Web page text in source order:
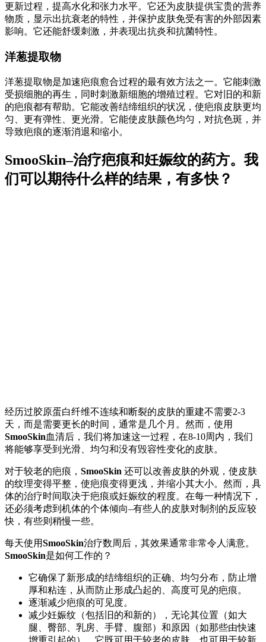
更新过程，提高水化和张力水平。它还为皮肤提供宝贵的营养
物质，显示出抗衰老的特性，并保护皮肤免受有害的外部因素
影响。它还能舒缓刺激，并表现出抗炎和抗菌特性。
洋葱提取物
洋葱提取物是加速疤痕愈合过程的最有效方法之一。它能刺激
受损细胞的再生，同时刺激新细胞的增殖过程。它对旧的和新
的疤痕都有帮助。它能改善结缔组织的状况，使疤痕皮肤更均
匀、更有弹性、更光滑。它能使皮肤颜色均匀，对抗色斑，并
导致疤痕的逐渐消退和缩小。
SmooSkin–治疗疤痕和妊娠纹的药方。我
们可以期待什么样的结果，有多快？
经历过胶原蛋白纤维不连续和断裂的皮肤的重建不需要2-3
天，而是需要更长的时间，通常是几个月。然而，使用
SmooSkin血清后，我们将加速这一过程，在8-10周内，我们
将能够享受到光滑、均匀和没有毁容性变化的皮肤。
对于较老的疤痕， SmooSkin 还可以改善皮肤的外观，使皮肤
的纹理变得平整，使疤痕变得更浅，并缩小其大小。然而，具
体的治疗时间取决于疤痕或妊娠纹的程度。在每一种情况下，
还必须考虑到机体的个体倾向–有些人的皮肤对制剂的反应较
快，有些则稍慢一些。
每天使用SmooSkin治疗数周后，其效果通常非常令人满意。
SmooSkin是如何工作的？
它确保了新形成的结缔组织的正确、均匀分布，防止增
厚和粘连，从而防止形成凸起的、高度可见的疤痕。
逐渐减少疤痕的可见度。
减少妊娠纹（包括旧的和新的），无论其位置（如大
腿、臀部、乳房、手臂、腹部）和原因（如那些由快速
增重引起的）。它既可用于较老的皮肤，也可用于较新